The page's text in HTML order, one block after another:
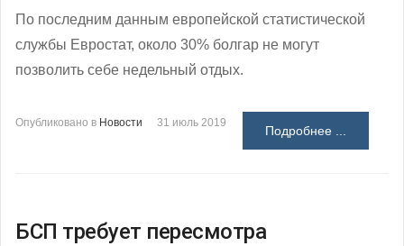
По последним данным европейской статистической
службы Евростат, около 30% болгар не могут
позволить себе недельный отдых.
Опубликовано в Новости 31 июль 2019
Подробнее ...
БСП требует пересмотра